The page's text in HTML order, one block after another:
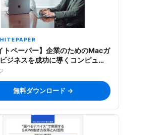
トペーパー】企業のためのMacガ
ジネスを成功に導くコンピュー
用法
無料ダウンロード →